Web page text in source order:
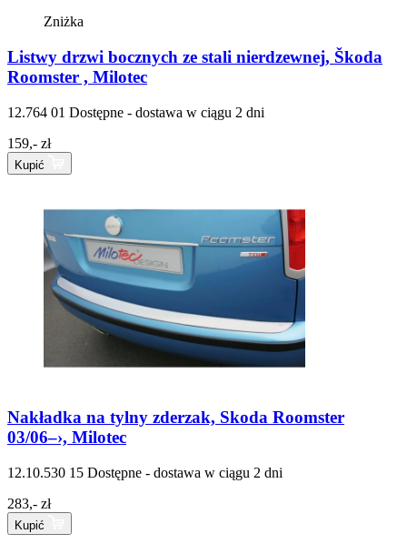
Zniżka
Listwy drzwi bocznych ze stali nierdzewnej, Škoda
Roomster , Milotec
12.764 01 Dostępne - dostawa w ciągu 2 dni
159,- zł
Kupić
Nakładka na tylny zderzak, Skoda Roomster
03/06–›, Milotec
12.10.530 15 Dostępne - dostawa w ciągu 2 dni
283,- zł
Kupić